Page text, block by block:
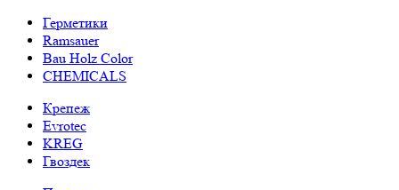
Герметики
Ramsauer
Bau Holz Color
CHEMICALS
Крепеж
Evrotec
KREG
Гвоздек